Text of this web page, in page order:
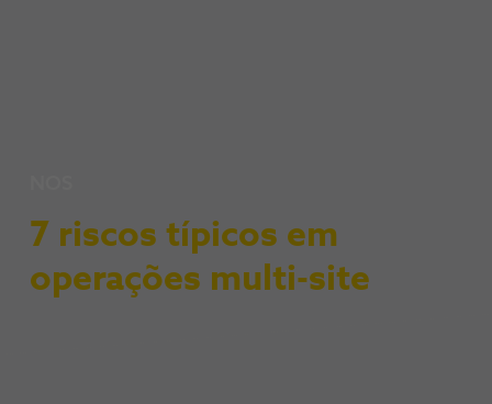
7 riscos típicos em
operações multi-site